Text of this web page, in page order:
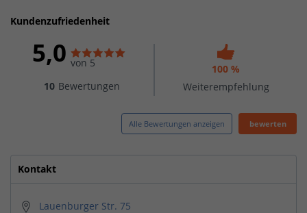
Kundenzufriedenheit
5,0 von 5
10 Bewertungen
100 %
Weiterempfehlung
Alle Bewertungen anzeigen bewerten
Kontakt
Lauenburger Str. 75